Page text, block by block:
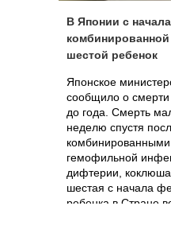
В Японии с
шестой ребенок
Японское
сообщило о смерти
до года. Смерть
неделю спустя
гемофильной
дифтерии,
шестая с начала
ребенка в Стране